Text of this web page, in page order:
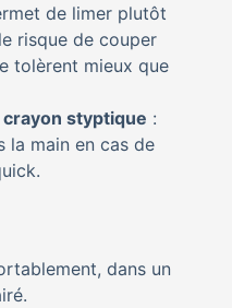
de limer plutôt
risque de couper
tolèrent mieux que
styptique :
la main en cas de
dans un